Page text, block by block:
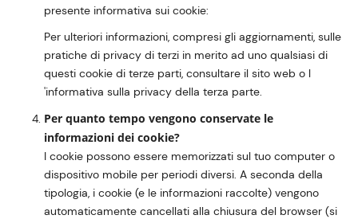
presente informativa sui cookie:
Per ulteriori informazioni, compresi gli aggiornamenti, sulle
pratiche di privacy di terzi in merito ad uno qualsiasi di
questi cookie di terze parti, consultare il sito web o l
'informativa sulla privacy della terza parte.
Per quanto tempo vengono conservate le
informazioni dei cookie?
I cookie possono essere memorizzati sul tuo computer o
dispositivo mobile per periodi diversi. A seconda della
tipologia, i cookie (e le informazioni raccolte) vengono
automaticamente cancellati alla chiusura del browser (si